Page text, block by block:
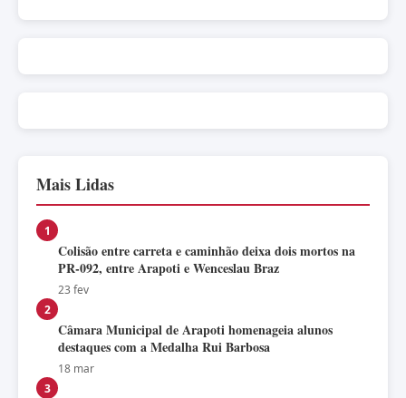
Mais Lidas
1
Colisão entre carreta e caminhão deixa dois mortos na
PR-092, entre Arapoti e Wenceslau Braz
23 fev
2
Câmara Municipal de Arapoti homenageia alunos
destaques com a Medalha Rui Barbosa
18 mar
3